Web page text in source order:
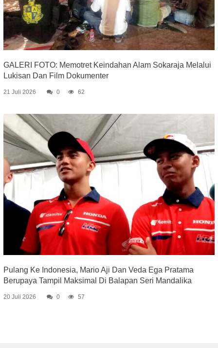
GALERI FOTO: Memotret Keindahan Alam Sokaraja Melalui
Lukisan Dan Film Dokumenter
21 Juli 2026 0 62
Pulang Ke Indonesia, Mario Aji Dan Veda Ega Pratama
Berupaya Tampil Maksimal Di Balapan Seri Mandalika
20 Juli 2026 0 57